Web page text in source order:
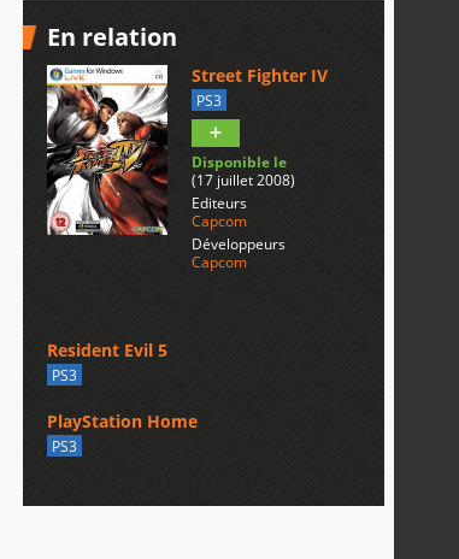
En relation
Street Fighter IV
PS3
Disponible le
(17 juillet 2008)
Editeurs
Capcom
Développeurs
Capcom
Resident Evil 5
PS3
PlayStation Home
PS3